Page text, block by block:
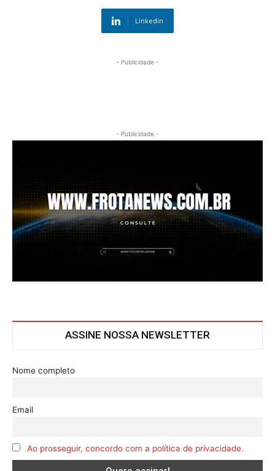
Linkedin
- Publicidade -
- Publicidade -
ASSINE NOSSA NEWSLETTER
Nome completo
Email
Ao prosseguir, concordo com a política de privacidade.